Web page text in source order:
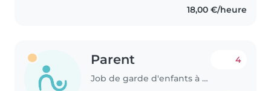
18,00 €/heure
Parent
Job de garde d'enfants à Annecy
4